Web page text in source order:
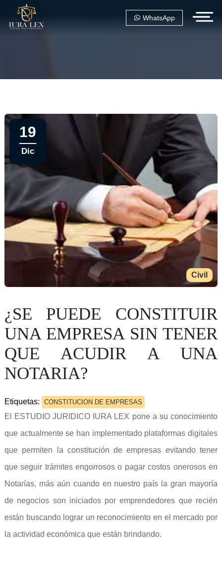
WhatsApp
Civil
19
Dic
¿SE PUEDE CONSTITUIR
UNA EMPRESA SIN TENER
QUE ACUDIR A UNA
NOTARIA?
Etiquetas: CONSTITUCION DE EMPRESAS
El ESTUDIO JURIDICO IURA LEX pone a su conocimiento
que actualmente se han implementado plataformas digitales
que permiten la constitución de empresas evitando tener
que seguir trámites engorrosos o pagar costos onerosos en
Notarías, más aún cuando en nuestro país la gran mayoría
de negocios son iniciados por emprendedores que recién
están buscando lograr un reconocimiento en el mercado por
la actividad económica que están brindando.